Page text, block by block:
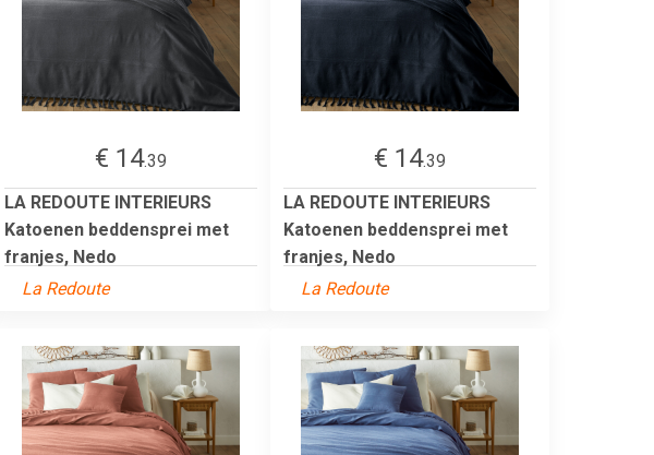
€ 14.39
LA REDOUTE INTERIEURS
Katoenen beddensprei met
franjes, Nedo
La Redoute
€ 14.39
LA REDOUTE INTERIEURS
Katoenen beddensprei met
franjes, Nedo
La Redoute